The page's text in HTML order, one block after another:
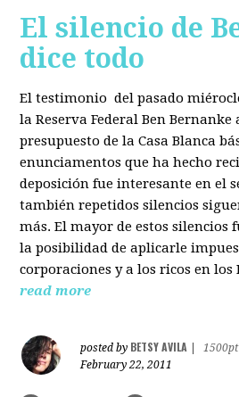
El silencio de
dice todo
El testimonio del pasado
la Reserva Federal Ben
presupuesto de la Casa Blanca
enunciamentos que ha hecho
deposición fue interesante en el
también repetidos silencios
más. El mayor de estos silencios
la posibilidad de aplicarle
corporaciones y a los ricos en los
read more
posted by BETSY AVILA
1500pt
February 22, 2011